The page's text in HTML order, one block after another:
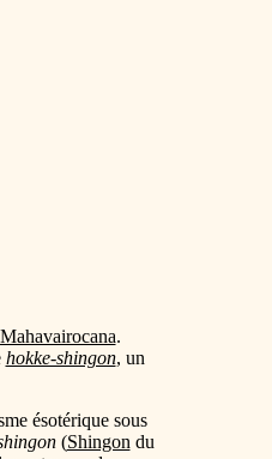
Mahavairocana.
hokke-shingon, un
ésotérique sous
(Shingon du